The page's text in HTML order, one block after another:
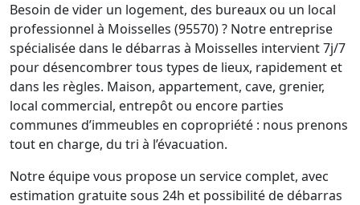
Besoin de vider un logement, des bureaux ou un local
professionnel à Moisselles (95570) ? Notre entreprise
spécialisée dans le débarras à Moisselles intervient 7j/7
pour désencombrer tous types de lieux, rapidement et
dans les règles. Maison, appartement, cave, grenier,
local commercial, entrepôt ou encore parties
communes d’immeubles en copropriété : nous prenons
tout en charge, du tri à l’évacuation.
Notre équipe vous propose un service complet, avec
estimation gratuite sous 24h et possibilité de débarras